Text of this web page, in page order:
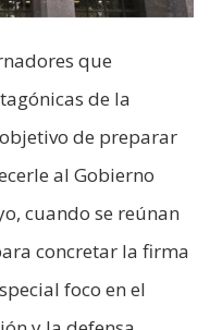
que
de la
de preparar
al Gobierno
cuando se reúnan
concretar la firma
foco en el